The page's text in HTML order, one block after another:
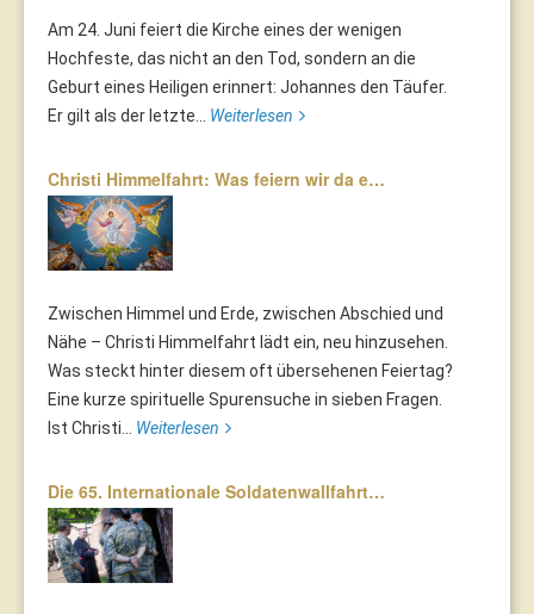
Am 24. Juni feiert die Kirche eines der wenigen
Hochfeste, das nicht an den Tod, sondern an die
Geburt eines Heiligen erinnert: Johannes den Täufer.
Er gilt als der letzte... Weiterlesen
Christi Himmelfahrt: Was feiern wir da e…
Zwischen Himmel und Erde, zwischen Abschied und
Nähe – Christi Himmelfahrt lädt ein, neu hinzusehen.
Was steckt hinter diesem oft übersehenen Feiertag?
Eine kurze spirituelle Spurensuche in sieben Fragen.
Ist Christi... Weiterlesen
Die 65. Internationale Soldatenwallfahrt…